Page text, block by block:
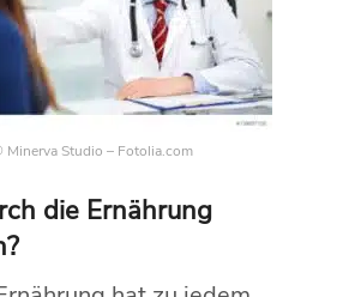
Minerva Studio – Fotolia.com
die Ernährung